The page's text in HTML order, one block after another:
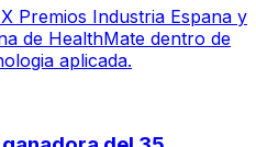
Premios Industria Espana y
de HealthMate dentro de
aplicada.